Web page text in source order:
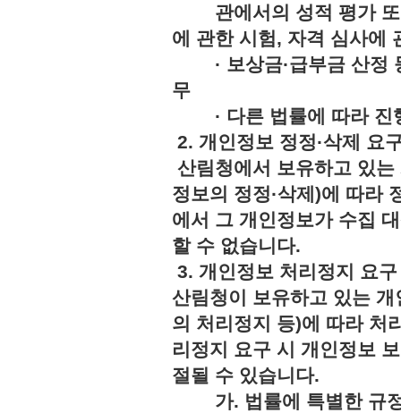
관에서의 성적 평가 또
에 관한 시험, 자격 심사에
· 보상금·급부금 산정
무
· 다른 법률에 따라 진
2. 개인정보 정정·삭제 요
산림청에서 보유하고 있
정보의 정정·삭제)에 따라
에서 그 개인정보가 수집
할 수 없습니다.
3. 개인정보 처리정지 요구
산림청이 보유하고 있는
의 처리정지 등)에 따라 처
리정지 요구 시 개인정보
절될 수 있습니다.
가. 법률에 특별한 규정